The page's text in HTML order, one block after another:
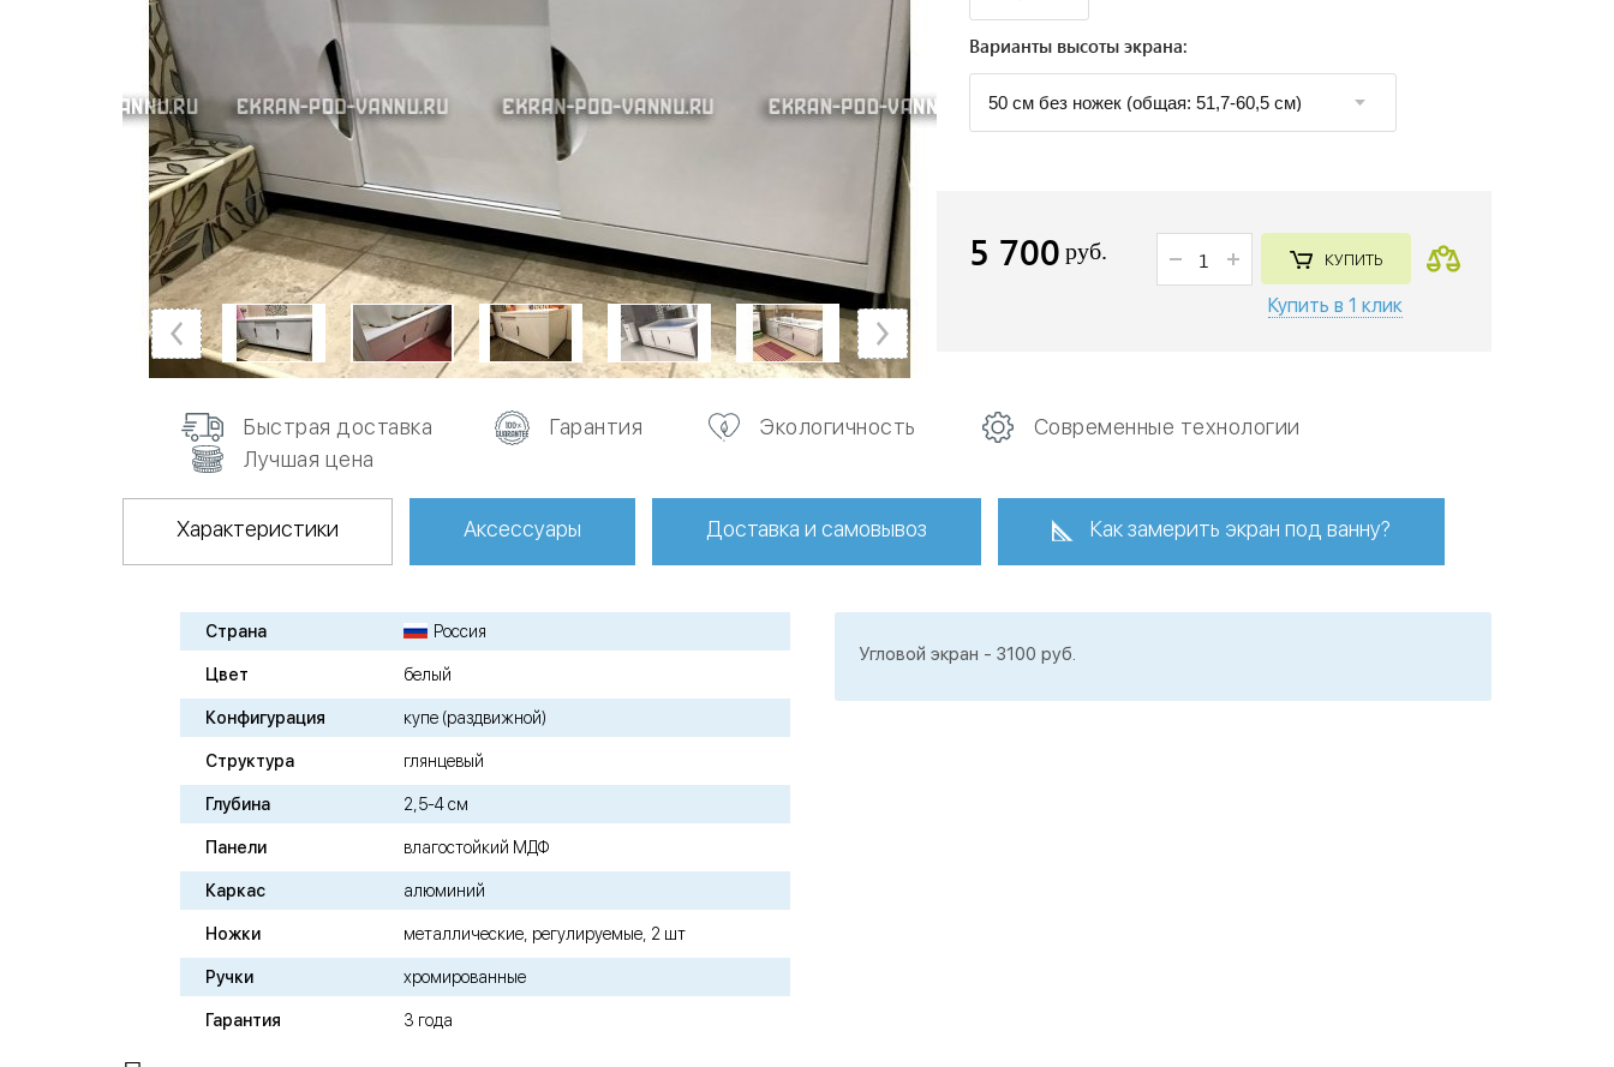
Варианты высоты экрана:
5 700 руб. КУПИТЬ
Купить в 1 клик
Быстрая доставка Гарантия Экологичность
Современные технологии
Лучшая цена
Характеристики Аксессуары Доставка и самовывоз Как замерить экран под ванну?
Страна Россия
Цвет белый
Конфигурация купе (раздвижной)
Структура глянцевый
Глубина 2,5-4 см
Панели влагостойкий МДФ
Каркас алюминий
Ножки металлические, регулируемые, 2 шт
Ручки хромированные
Гарантия 3 года
Угловой экран - 3100 руб.